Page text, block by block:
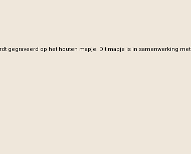
gegraveerd op het houten mapje. Dit mapje is in samenwerking met